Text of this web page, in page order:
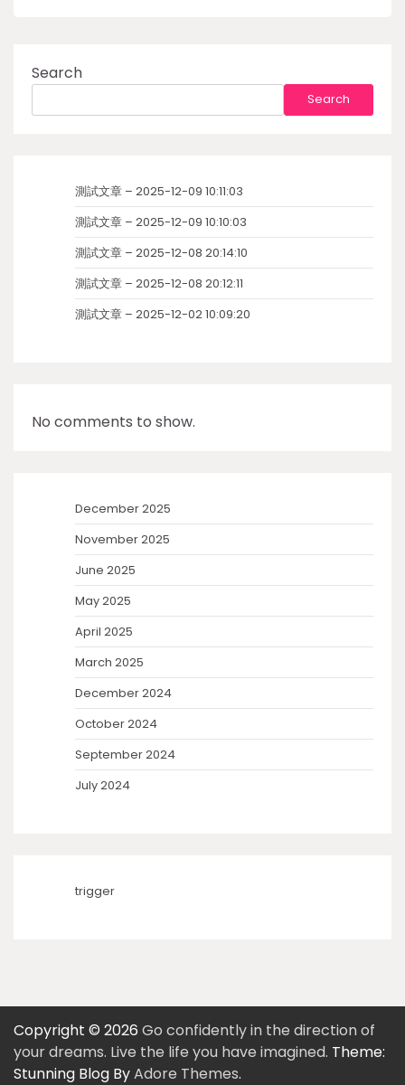
Search
Search
測試文章 – 2025-12-09 10:11:03
測試文章 – 2025-12-09 10:10:03
測試文章 – 2025-12-08 20:14:10
測試文章 – 2025-12-08 20:12:11
測試文章 – 2025-12-02 10:09:20
No comments to show.
December 2025
November 2025
June 2025
May 2025
April 2025
March 2025
December 2024
October 2024
September 2024
July 2024
trigger
Copyright © 2026 Go confidently in the direction of
your dreams. Live the life you have imagined. Theme:
Stunning Blog ByAdore Themes.